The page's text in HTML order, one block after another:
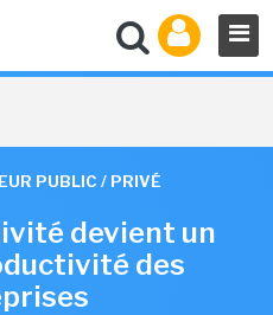
PUBLIC / PRIVÉ
devient un
des